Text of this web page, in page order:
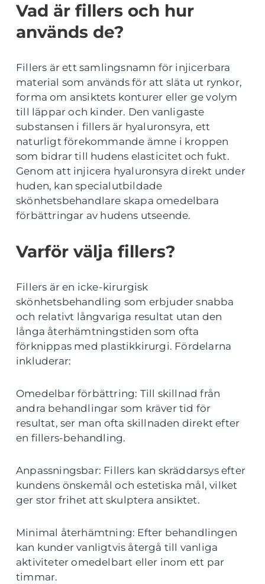
Vad är fillers och hur
används de?
Fillers är ett samlingsnamn för injicerbara
material som används för att släta ut rynkor,
forma om ansiktets konturer eller ge volym
till läppar och kinder. Den vanligaste
substansen i fillers är hyaluronsyra, ett
naturligt förekommande ämne i kroppen
som bidrar till hudens elasticitet och fukt.
Genom att injicera hyaluronsyra direkt under
huden, kan specialutbildade
skönhetsbehandlare skapa omedelbara
förbättringar av hudens utseende.
Varför välja fillers?
Fillers är en icke-kirurgisk
skönhetsbehandling som erbjuder snabba
och relativt långvariga resultat utan den
långa återhämtningstiden som ofta
förknippas med plastikkirurgi. Fördelarna
inkluderar:
Omedelbar förbättring: Till skillnad från
andra behandlingar som kräver tid för
resultat, ser man ofta skillnaden direkt efter
en fillers-behandling.
Anpassningsbar: Fillers kan skräddarsys efter
kundens önskemål och estetiska mål, vilket
ger stor frihet att skulptera ansiktet.
Minimal återhämtning: Efter behandlingen
kan kunder vanligtvis återgå till vanliga
aktiviteter omedelbart eller inom ett par
timmar.